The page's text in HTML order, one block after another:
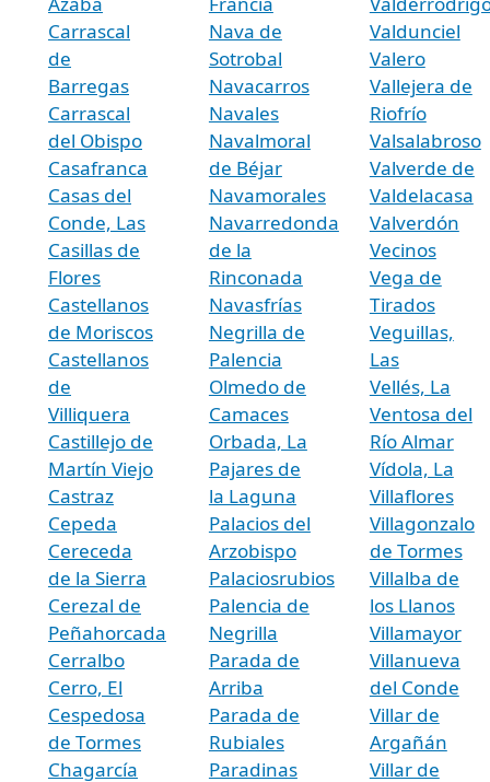
Carrascal
de
Barregas
Carrascal
del Obispo
Casafranca
Casas del
Conde, Las
Casillas de
Flores
Castellanos
de Moriscos
Castellanos
de
Villiquera
Castillejo de
Martín Viejo
Castraz
Cepeda
Cereceda
de la Sierra
Cerezal de
Peñahorcada
Cerralbo
Cerro, El
Cespedosa
de Tormes
Chagarcía
Nava de
Sotrobal
Navacarros
Navales
Navalmoral
de Béjar
Navamorales
Navarredonda
de la
Rinconada
Navasfrías
Negrilla de
Palencia
Olmedo de
Camaces
Orbada, La
Pajares de
la Laguna
Palacios del
Arzobispo
Palaciosrubios
Palencia de
Negrilla
Parada de
Arriba
Parada de
Rubiales
Paradinas
Valdunciel
Valero
Vallejera de
Riofrío
Valsalabroso
Valverde de
Valdelacasa
Valverdón
Vecinos
Vega de
Tirados
Veguillas,
Las
Vellés, La
Ventosa del
Río Almar
Vídola, La
Villaflores
Villagonzalo
de Tormes
Villalba de
los Llanos
Villamayor
Villanueva
del Conde
Villar de
Argañán
Villar de